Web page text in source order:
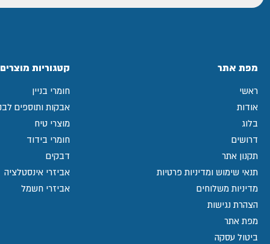
מפת אתר
ראשי
אודות
בלוג
דרושים
תקנון אתר
תנאי שימוש ומדיניות פרטיות
מדיניות משלוחים
הצהרת נגישות
מפת אתר
ביטול עסקה
קטגוריות מוצרים
חומרי בניין
אבקות ותוספים
מוצרי טיח
חומרי בידוד
דבקים
אביזרי אינסטלציה
אביזרי חשמל